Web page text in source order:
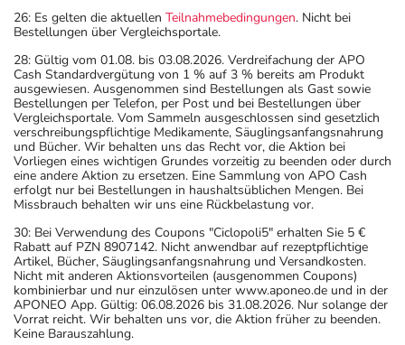
26: Es gelten die aktuellen Teilnahmebedingungen. Nicht bei
Bestellungen über Vergleichsportale.
28: Gültig vom 01.08. bis 03.08.2026. Verdreifachung der APO
Cash Standardvergütung von 1 % auf 3 % bereits am Produkt
ausgewiesen. Ausgenommen sind Bestellungen als Gast sowie
Bestellungen per Telefon, per Post und bei Bestellungen über
Vergleichsportale. Vom Sammeln ausgeschlossen sind gesetzlich
verschreibungspflichtige Medikamente, Säuglingsanfangsnahrung
und Bücher. Wir behalten uns das Recht vor, die Aktion bei
Vorliegen eines wichtigen Grundes vorzeitig zu beenden oder durch
eine andere Aktion zu ersetzen. Eine Sammlung von APO Cash
erfolgt nur bei Bestellungen in haushaltsüblichen Mengen. Bei
Missbrauch behalten wir uns eine Rückbelastung vor.
30: Bei Verwendung des Coupons "Ciclopoli5" erhalten Sie 5 €
Rabatt auf PZN 8907142. Nicht anwendbar auf rezeptpflichtige
Artikel, Bücher, Säuglingsanfangsnahrung und Versandkosten.
Nicht mit anderen Aktionsvorteilen (ausgenommen Coupons)
kombinierbar und nur einzulösen unter www.aponeo.de und in der
APONEO App. Gültig: 06.08.2026 bis 31.08.2026. Nur solange der
Vorrat reicht. Wir behalten uns vor, die Aktion früher zu beenden.
Keine Barauszahlung.